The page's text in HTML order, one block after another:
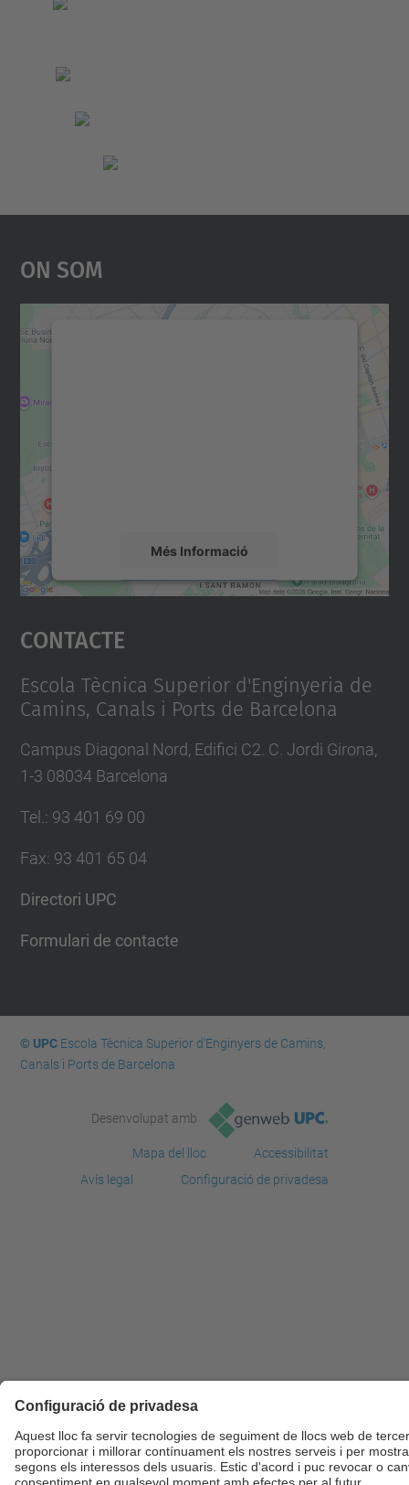
On Som
Més Informació
Accepta
powered by
Contacte
Escola Tècnica Superior d'Enginyeria de
Camins, Canals i Ports de Barcelona
Campus Diagonal Nord, Edifici C2. C. Jordi Girona,
1-3 08034 Barcelona
Tel.: 93 401 69 00
Fax: 93 401 65 04
Directori UPC
Formulari de contacte
© UPCEscola Tècnica Superior d'Enginyers de Camins,
Canals i Ports de Barcelona
Desenvolupat amb
Mapa del lloc
Accessibilitat
Avís legal
Configuració de privadesa